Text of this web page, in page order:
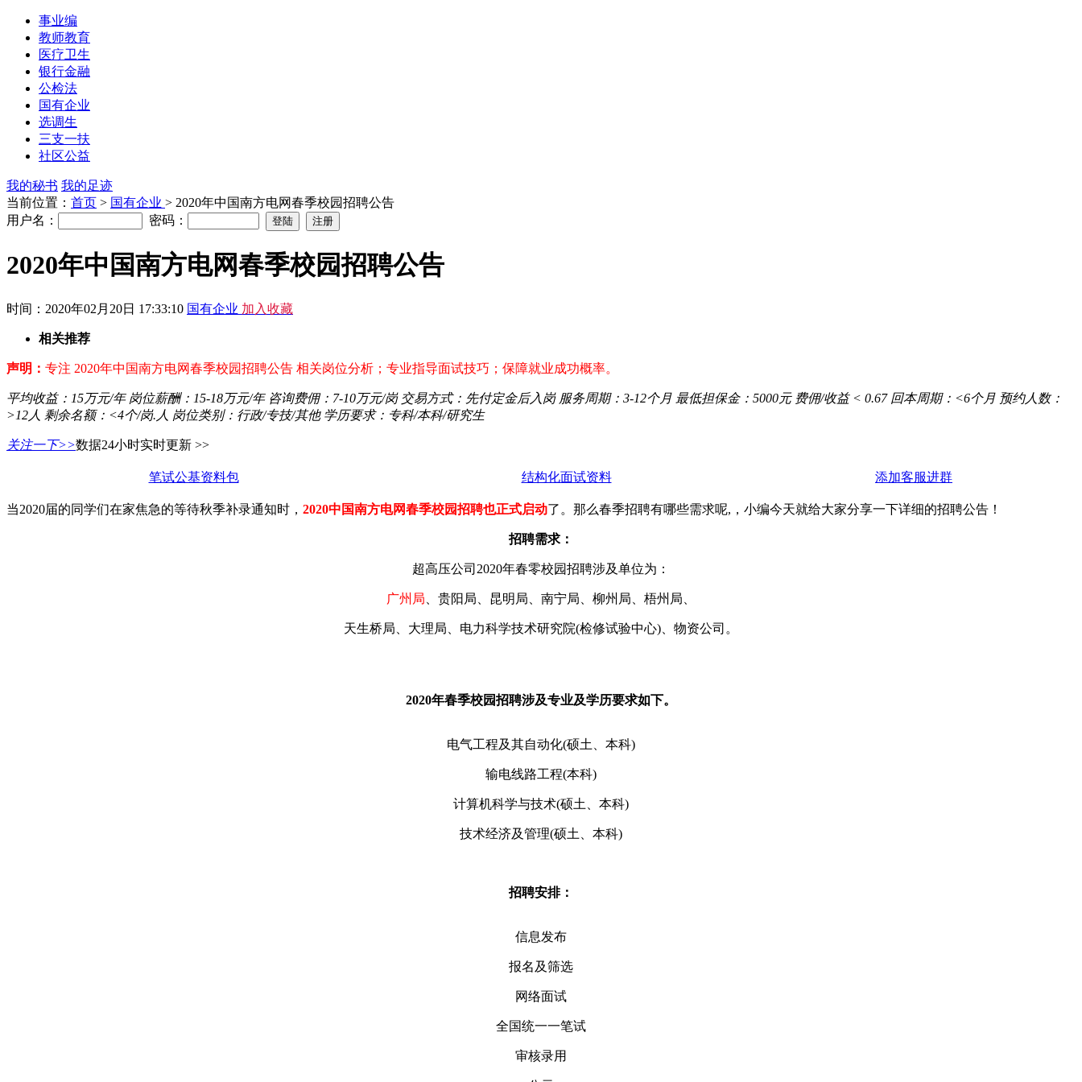
事业编
教师教育
医疗卫生
银行金融
公检法
国有企业
选调生
三支一扶
社区公益
我的秘书 我的足迹
当前位置： 首页 > 国有企业 > 2020年中国南方电网春季校园招聘公告
用户名：
密码：
2020年中国南方电网春季校园招聘公告
时间：2020年02月20日 17:33:10 国有企业 加入收藏
相关推荐
声明： 专注 2020年中国南方电网春季校园招聘公告 相关岗位分析；专业指导面试技巧；保障就业成功概率。
平均收益： 15万元/年 岗位薪酬： 15-18万元/年 咨询费佣： 7-10万元/岗 交易方式： 先付定金后入岗 服务周期： 3-12个月 最低担保金： 5000元 费佣/收益 < 0.67 回本周期： <6个月 预约人数：
>12人 剩余名额： <4个/岗.人 岗位类别： 行政/专技/其他 学历要求： 专科/本科/研究生
关注一下>>数据24小时实时更新 >>
笔试公基资料包 结构化面试资料 添加客服进群
当2020届的同学们在家焦急的等待秋季补录通知时， 2020中国南方电网春季校园招聘也正式启动了。那么春季招聘有哪些需求呢,，小编今天就给大家分享一下详细的招聘公告！
招聘需求：
超高压公司2020年春零校园招聘涉及单位为：
广州局 、贵阳局、昆明局、南宁局、柳州局、梧州局、
天生桥局、大理局、电力科学技术研究院(检修试验中心)、物资公司。
2020年春季校园招聘涉及专业及学历要求如下。
电气工程及其自动化(硕土、本科)
输电线路工程(本科)
计算机科学与技术(硕土、本科)
技术经济及管理(硕土、本科)
招聘安排：
信息发布
报名及筛选
网络面试
全国统一一笔试
审核录用